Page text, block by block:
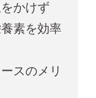
かけず
素を効率
スのメリ